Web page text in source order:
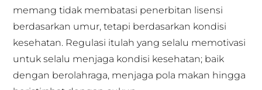
memang tidak membatasi penerbitan lisensi
berdasarkan umur, tetapi berdasarkan kondisi
kesehatan. Regulasi itulah yang selalu memotivasi
untuk selalu menjaga kondisi kesehatan; baik
dengan berolahraga, menjaga pola makan hingga